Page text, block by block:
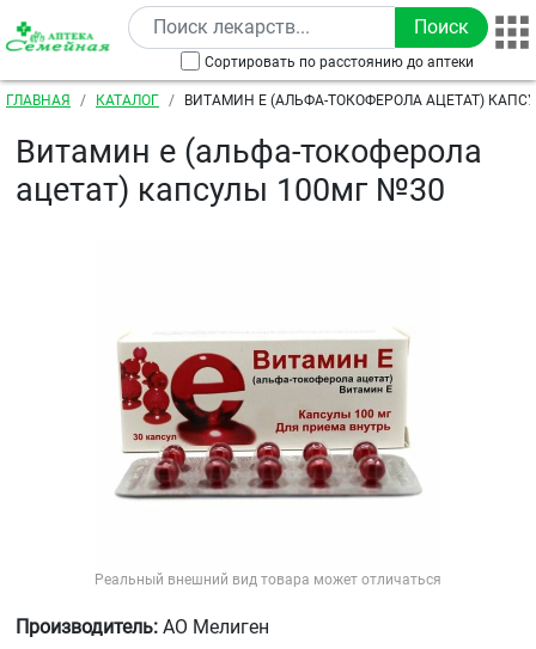
Перейти к основному содержанию
Сортировать по расстоянию до аптеки
Строка навигации
ГЛАВНАЯ КАТАЛОГ ВИТАМИН Е (АЛЬФА-ТОКОФЕРОЛА АЦЕТАТ)
Витамин е (альфа-токоферола
ацетат) капсулы 100мг №30
Реальный внешний вид товара может отличаться
Производитель: АО Мелиген